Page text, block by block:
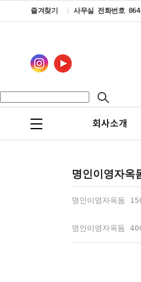
즐겨찾기 사무실 전화번호
회사소개
명인이영자
명인이영자옥돔
명인이영자옥돔